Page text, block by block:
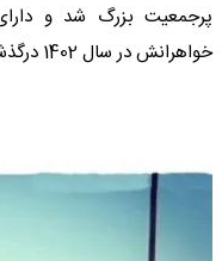
پرجمعیت بزرگ شد و
خواهرانش در سال 1402 درگذشت.